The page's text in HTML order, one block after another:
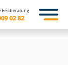
Erstberatung
02 82